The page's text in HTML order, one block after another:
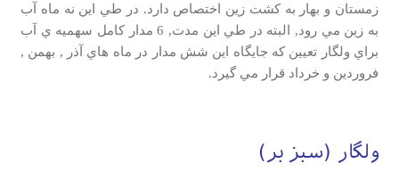
زمستان و بهار به كشت زين اختصاص دارد. در طي اين نه ماه آب
به زين مي رود, البته در طي اين مدت, 6 مدار كامل سهميه ي آب
براي ولگار تعيين كه جايگاه اين شش مدار در ماه هاي آذر , بهمن ,
فروردين و خرداد قرار مي گيرد.
ولگار (سبز بر)